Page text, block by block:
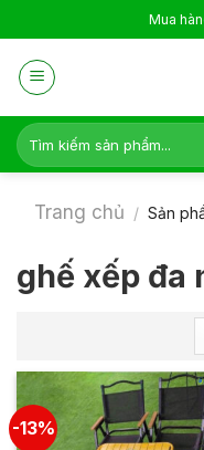
to
content
Mua
Tìm
kiếm:
Trang chủ / Sản
ghế xếp đa
-13%